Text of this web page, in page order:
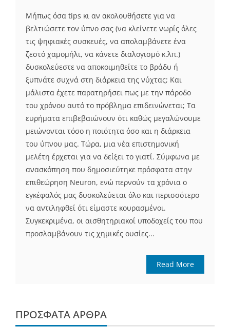
Μήπως όσα tips κι αν ακολουθήσετε για να
βελτιώσετε τον ύπνο σας (να κλείνετε νωρίς όλες
τις ψηφιακές συσκευές, να απολαμβάνετε ένα
ζεστό χαμομήλι, να κάνετε διαλογισμό κ.λπ.)
δυσκολεύεστε να αποκοιμηθείτε το βράδυ ή
ξυπνάτε συχνά στη διάρκεια της νύχτας; Και
μάλιστα έχετε παρατηρήσει πως με την πάροδο
του χρόνου αυτό το πρόβλημα επιδεινώνεται; Τα
ευρήματα επιβεβαιώνουν ότι καθώς μεγαλώνουμε
μειώνονται τόσο η ποιότητα όσο και η διάρκεια
του ύπνου μας. Τώρα, μια νέα επιστημονική
μελέτη έρχεται για να δείξει το γιατί. Σύμφωνα με
ανασκόπηση που δημοσιεύτηκε πρόσφατα στην
επιθεώρηση Neuron, ενώ περνούν τα χρόνια ο
εγκέφαλός μας δυσκολεύεται όλο και περισσότερο
να αντιληφθεί ότι είμαστε κουρασμένοι.
Συγκεκριμένα, οι αισθητηριακοί υποδοχείς του που
προσλαμβάνουν τις χημικές ουσίες...
Read More
ΠΡΌΣΦΑΤΑ ΆΡΘΡΑ